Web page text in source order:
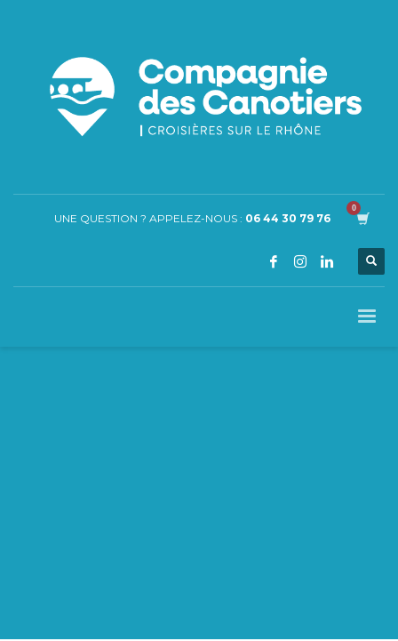
UNE QUESTION ? APPELEZ-NOUS : 06 44 30 79 76